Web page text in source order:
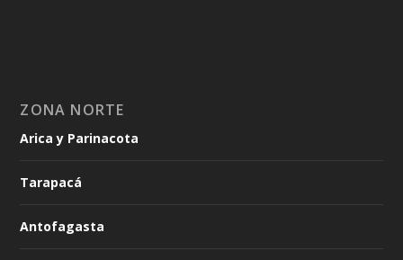
ZONA NORTE
Arica y Parinacota
Tarapacá
Antofagasta